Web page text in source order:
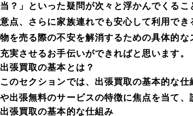
当？」といった疑問が次々と浮かんでくる
意点、さらに家族連れでも安心して利用で
物を売る際の不安を解消するための具体的
充実させるお手伝いができればと思います。
出張買取の基本とは？
このセクションでは、出張買取の基本的な
や出張無料のサービスの特徴に焦点を当て
出張買取の基本的な仕組み